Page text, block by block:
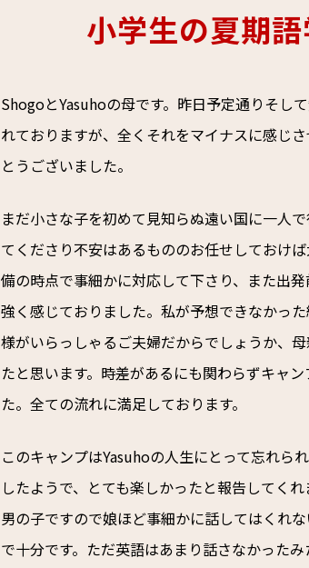
小学生の夏期
ShogoとYasuhoの母です。昨日予定通りそし
れておりますが、全くそれをマイナスに感じ
とうございました。
まだ小さな子を初めて見知らぬ遠い国に一人
てくださり不安はあるもののお任せしておけ
備の時点で事細かに対応して下さり、また出
強く感じておりました。私が予想できなかっ
様がいらっしゃるご夫婦だからでしょうか、
たと思います。時差があるにも関わらずキャ
た。全ての流れに満足しております。
このキャンプはYasuhoの人生にとって忘れら
したようで、とても楽しかったと報告してく
男の子ですので娘ほど事細かに話してはくれ
で十分です。ただ英語はあまり話さなかった